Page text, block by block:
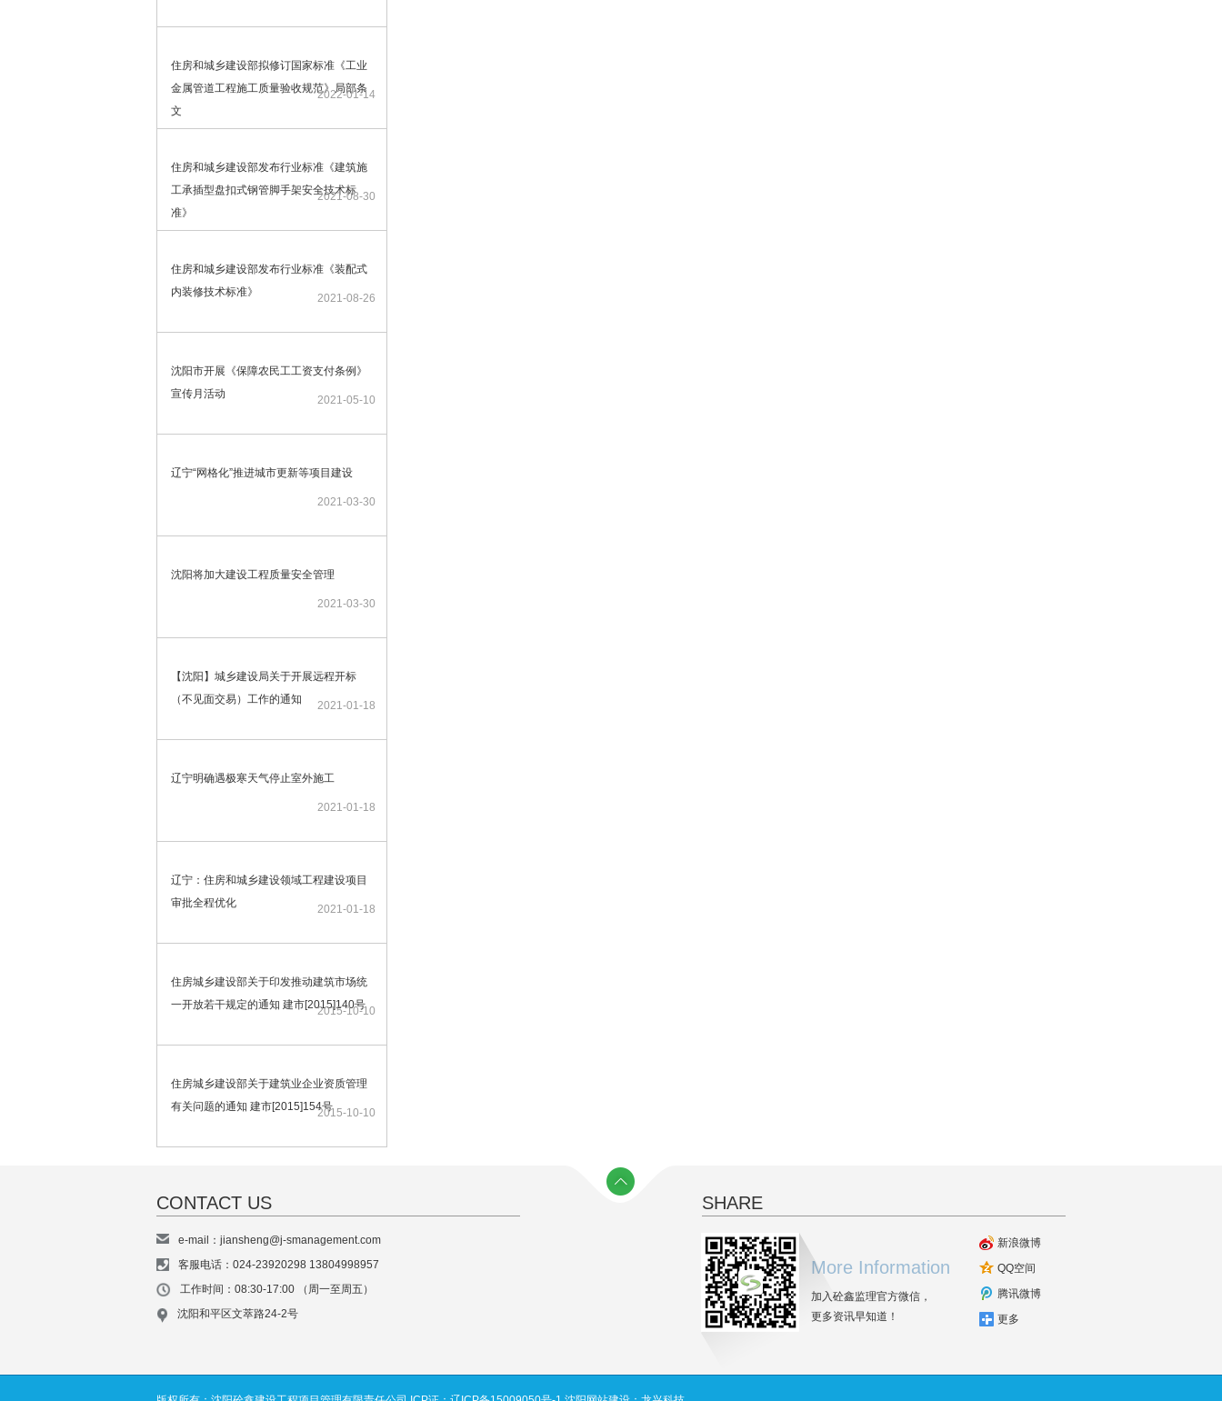
住房和城乡建设部拟修订国家标准《工业
金属管道工程施工质量验收规范》局部条
文
2022-01-14
住房和城乡建设部发布行业标准《建筑施
工承插型盘扣式钢管脚手架安全技术标
准》
2021-08-30
住房和城乡建设部发布行业标准《装配式
内装修技术标准》
2021-08-26
沈阳市开展《保障农民工工资支付条例》
宣传月活动
2021-05-10
辽宁“网格化”推进城市更新等项目建设
2021-03-30
沈阳将加大建设工程质量安全管理
2021-03-30
【沈阳】城乡建设局关于开展远程开标
（不见面交易）工作的通知
2021-01-18
辽宁明确遇极寒天气停止室外施工
2021-01-18
辽宁：住房和城乡建设领域工程建设项目
审批全程优化
2021-01-18
住房城乡建设部关于印发推动建筑市场统
一开放若干规定的通知 建市[2015]140号
2015-10-10
住房城乡建设部关于建筑业企业资质管理
有关问题的通知 建市[2015]154号2015-10-10
CONTACT US
e-mail：jiansheng@j-smanagement.com
客服电话：024-23920298 13804998957
工作时间：08:30-17:00 （周一至周五）
沈阳和平区文萃路24-2号
SHARE
More Information
加入砼鑫监理官方微信，
更多资讯早知道！
新浪微博
QQ空间
腾讯微博
更多